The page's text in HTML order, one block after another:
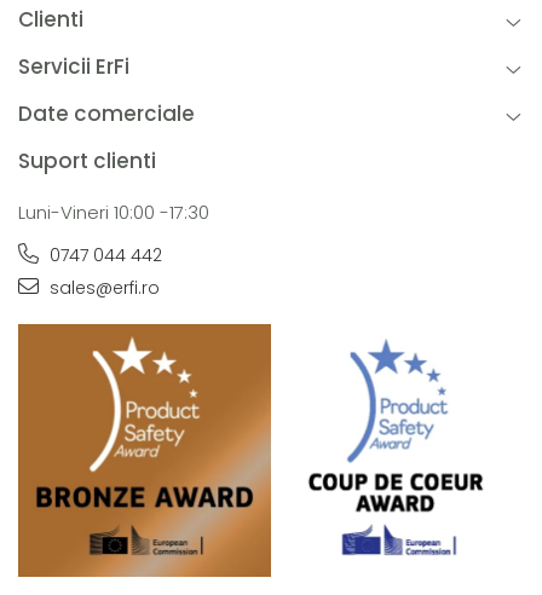
Clienti
Servicii ErFi
Date comerciale
Suport clienti
Luni-Vineri 10:00 -17:30
0747 044 442
sales@erfi.ro